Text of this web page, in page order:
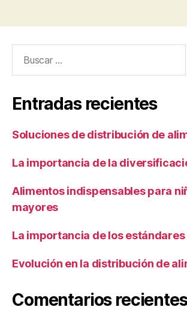
Entradas recientes
Soluciones de distribución de
La importancia de la
Alimentos indispensables para
mayores
La importancia de los
Evolución en la distribución de
Comentarios recientes